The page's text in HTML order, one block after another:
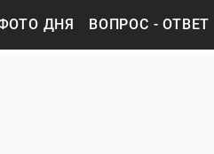
ДНЯ ВОПРОС - ОТВЕТ